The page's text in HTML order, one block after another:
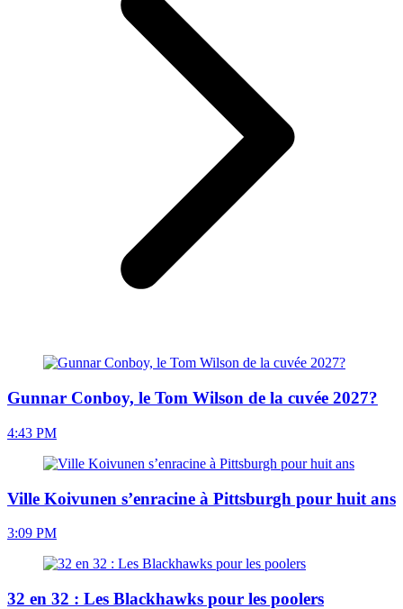
Gunnar Conboy, le Tom Wilson de la cuvée 2027?
4:43 PM
Ville Koivunen s’enracine à Pittsburgh pour huit ans
3:09 PM
32 en 32 : Les Blackhawks pour les poolers